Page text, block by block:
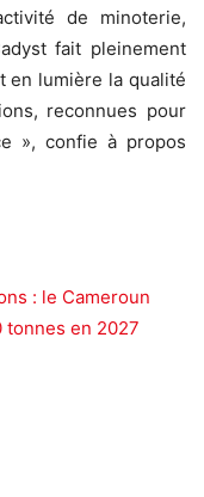
de minoterie,
fait pleinement
en lumière la qualité
reconnues pour
», confie à propos
: le Cameroun
tonnes en 2027